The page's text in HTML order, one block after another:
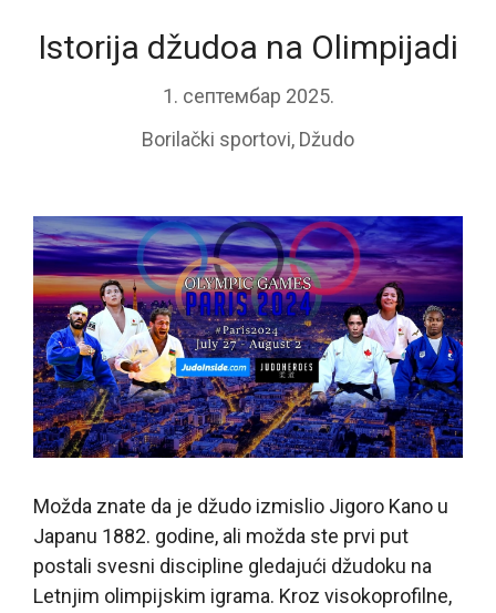
Istorija džudoa na Olimpijadi
1. септембар 2025.
Borilački sportovi, Džudo
Možda znate da je džudo izmislio Jigoro Kano u
Japanu 1882. godine, ali možda ste prvi put
postali svesni discipline gledajući džudoku na
Letnjim olimpijskim igrama. Kroz visokoprofilne,